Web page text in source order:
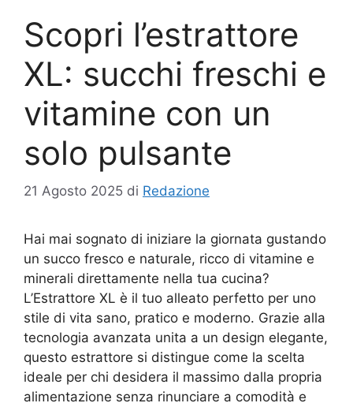
Scopri l’estrattore
XL: succhi freschi e
vitamine con un
solo pulsante
21 Agosto 2025 di Redazione
Hai mai sognato di iniziare la giornata gustando
un succo fresco e naturale, ricco di vitamine e
minerali direttamente nella tua cucina?
L’Estrattore XL è il tuo alleato perfetto per uno
stile di vita sano, pratico e moderno. Grazie alla
tecnologia avanzata unita a un design elegante,
questo estrattore si distingue come la scelta
ideale per chi desidera il massimo dalla propria
alimentazione senza rinunciare a comodità e